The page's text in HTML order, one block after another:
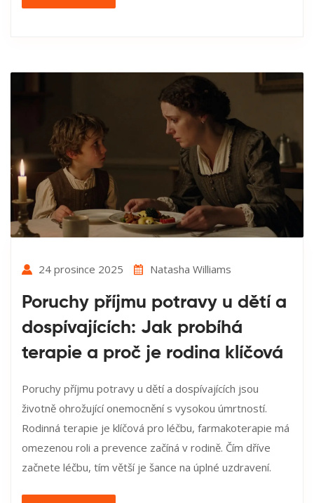
24 prosince 2025 Natasha Williams
Poruchy příjmu potravy u dětí a
dospívajících: Jak probíhá
terapie a proč je rodina klíčová
Poruchy příjmu potravy u dětí a dospívajících jsou
životně ohrožující onemocnění s vysokou úmrtností.
Rodinná terapie je klíčová pro léčbu, farmakoterapie má
omezenou roli a prevence začíná v rodině. Čím dříve
začnete léčbu, tím větší je šance na úplné uzdravení.